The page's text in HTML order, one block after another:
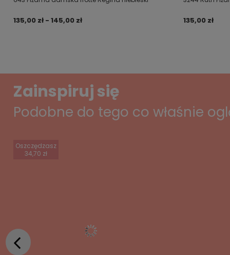
135,00 zł - 145,00 zł 135,00 zł
Zainspiruj się
Podobne do tego co właśnie
Oszczędzasz
34,70 zł